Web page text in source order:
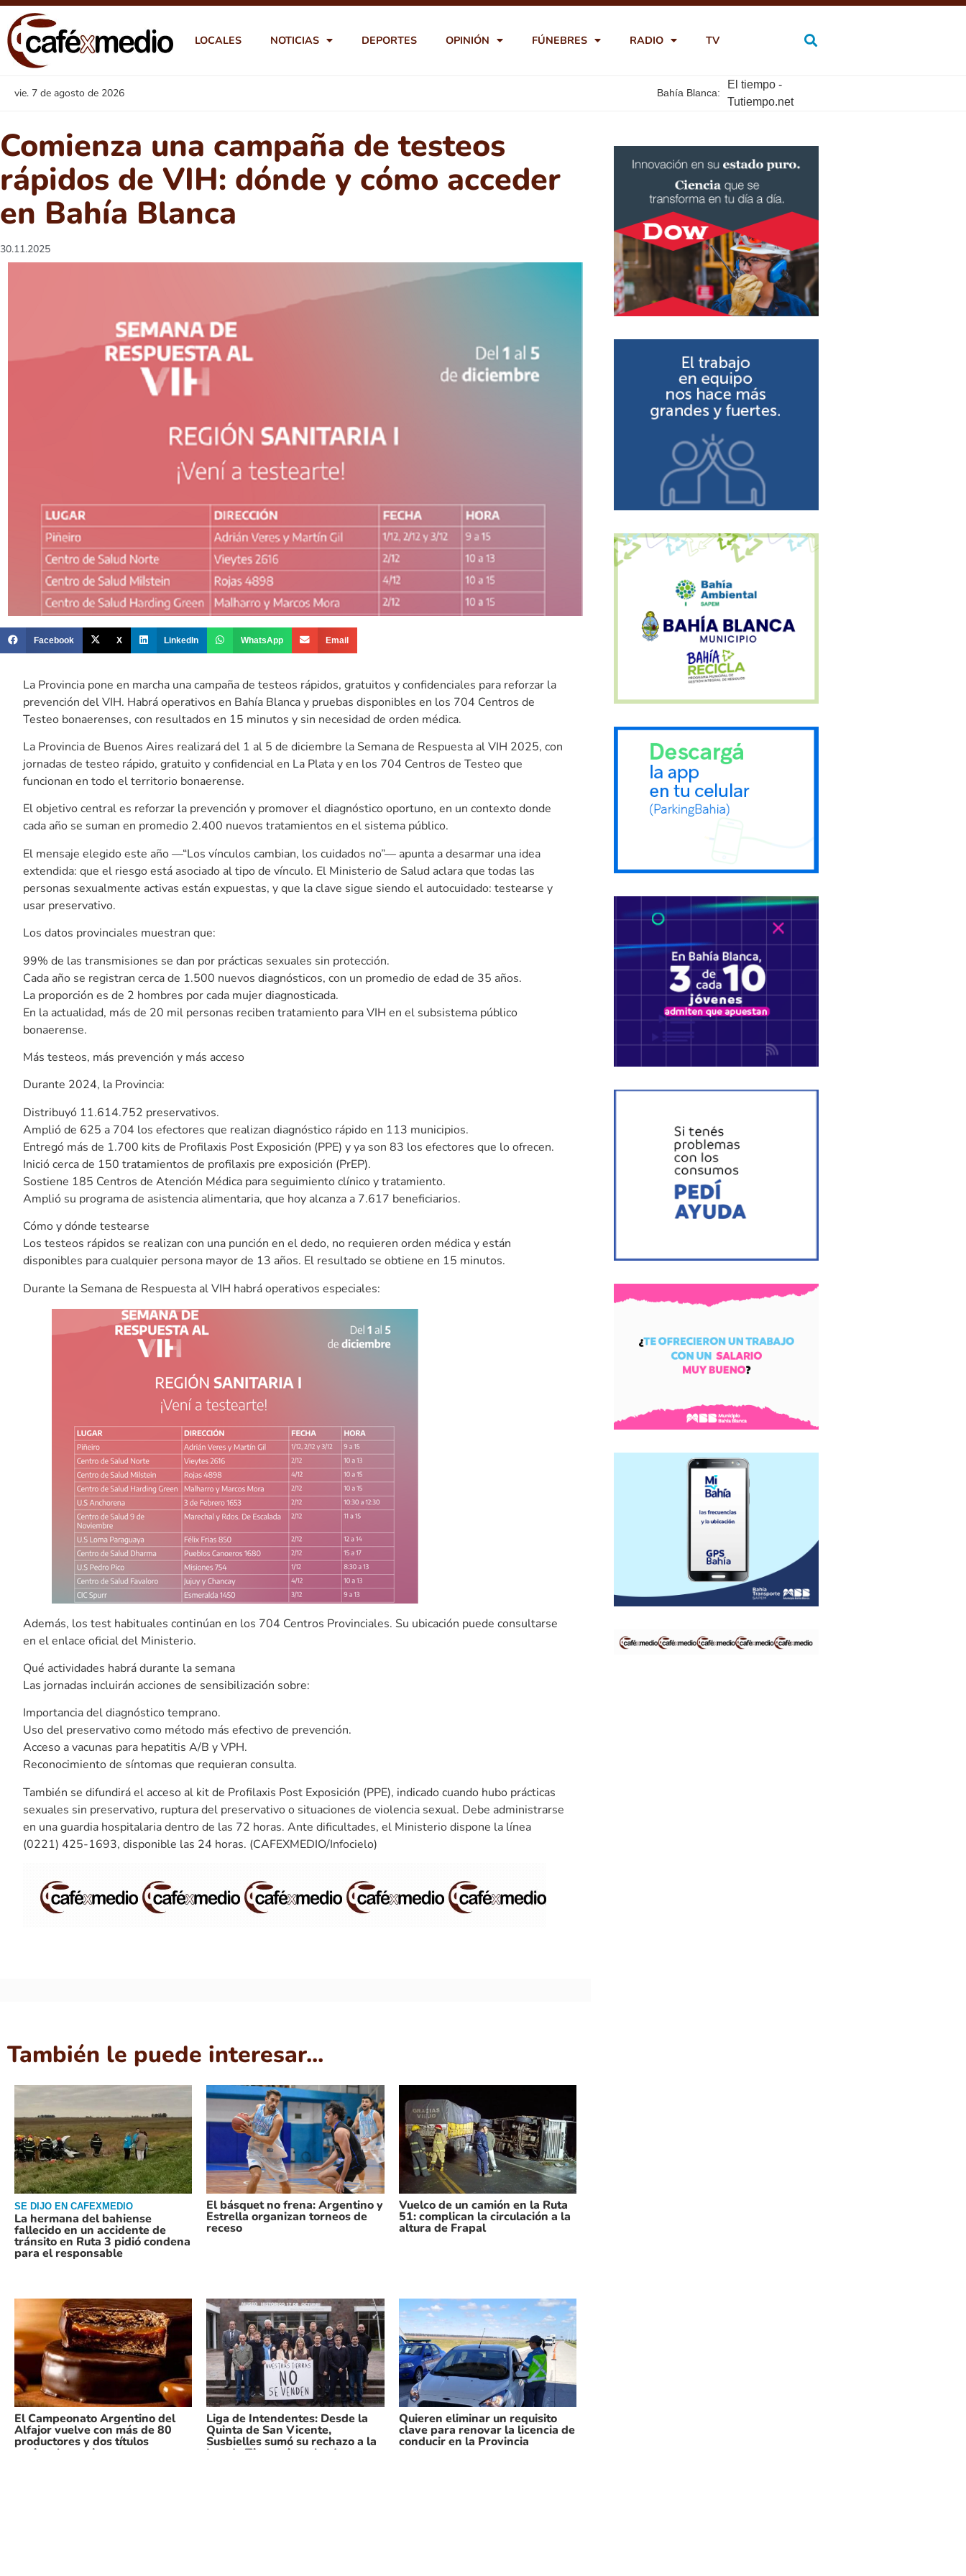
LOCALES NOTICIAS DEPORTES OPINIÓN FÚNEBRES RADIO TV
vie. 7 de agosto de 2026 Bahía Blanca:
El tiempo -
Tutiempo.net
Comienza una campaña de testeos
rápidos de VIH: dónde y cómo acceder
en Bahía Blanca
30.11.2025
Facebook X LinkedIn WhatsApp Email
La Provincia pone en marcha una campaña de testeos rápidos, gratuitos y confidenciales para reforzar la
prevención del VIH. Habrá operativos en Bahía Blanca y pruebas disponibles en los 704 Centros de
Testeo bonaerenses, con resultados en 15 minutos y sin necesidad de orden médica.
La Provincia de Buenos Aires realizará del 1 al 5 de diciembre la Semana de Respuesta al VIH 2025, con
jornadas de testeo rápido, gratuito y confidencial en La Plata y en los 704 Centros de Testeo que
funcionan en todo el territorio bonaerense.
El objetivo central es reforzar la prevención y promover el diagnóstico oportuno, en un contexto donde
cada año se suman en promedio 2.400 nuevos tratamientos en el sistema público.
El mensaje elegido este año —“Los vínculos cambian, los cuidados no”— apunta a desarmar una idea
extendida: que el riesgo está asociado al tipo de vínculo. El Ministerio de Salud aclara que todas las
personas sexualmente activas están expuestas, y que la clave sigue siendo el autocuidado: testearse y
usar preservativo.
Los datos provinciales muestran que:
99% de las transmisiones se dan por prácticas sexuales sin protección.
Cada año se registran cerca de 1.500 nuevos diagnósticos, con un promedio de edad de 35 años.
La proporción es de 2 hombres por cada mujer diagnosticada.
En la actualidad, más de 20 mil personas reciben tratamiento para VIH en el subsistema público
bonaerense.
Más testeos, más prevención y más acceso
Durante 2024, la Provincia:
Distribuyó 11.614.752 preservativos.
Amplió de 625 a 704 los efectores que realizan diagnóstico rápido en 113 municipios.
Entregó más de 1.700 kits de Profilaxis Post Exposición (PPE) y ya son 83 los efectores que lo ofrecen.
Inició cerca de 150 tratamientos de profilaxis pre exposición (PrEP).
Sostiene 185 Centros de Atención Médica para seguimiento clínico y tratamiento.
Amplió su programa de asistencia alimentaria, que hoy alcanza a 7.617 beneficiarios.
Cómo y dónde testearse
Los testeos rápidos se realizan con una punción en el dedo, no requieren orden médica y están
disponibles para cualquier persona mayor de 13 años. El resultado se obtiene en 15 minutos.
Durante la Semana de Respuesta al VIH habrá operativos especiales:
Además, los test habituales continúan en los 704 Centros Provinciales. Su ubicación puede consultarse
en el enlace oficial del Ministerio.
Qué actividades habrá durante la semana
Las jornadas incluirán acciones de sensibilización sobre:
Importancia del diagnóstico temprano.
Uso del preservativo como método más efectivo de prevención.
Acceso a vacunas para hepatitis A/B y VPH.
Reconocimiento de síntomas que requieran consulta.
También se difundirá el acceso al kit de Profilaxis Post Exposición (PPE), indicado cuando hubo prácticas
sexuales sin preservativo, ruptura del preservativo o situaciones de violencia sexual. Debe administrarse
en una guardia hospitalaria dentro de las 72 horas. Ante dificultades, el Ministerio dispone la línea
(0221) 425-1693, disponible las 24 horas. (CAFEXMEDIO/Infocielo)
También le puede interesar...
SE DIJO EN CAFEXMEDIO
La hermana del bahiense
fallecido en un accidente de
tránsito en Ruta 3 pidió condena
para el responsable
El básquet no frena: Argentino y
Estrella organizan torneos de
receso
Vuelco de un camión en la Ruta
51: complican la circulación a la
altura de Frapal
El Campeonato Argentino del
Alfajor vuelve con más de 80
productores y dos títulos
nacionales en juego
Liga de Intendentes: Desde la
Quinta de San Vicente,
Susbielles sumó su rechazo a la
Ley de Tierras impulsada por
Quieren eliminar un requisito
clave para renovar la licencia de
conducir en la Provincia